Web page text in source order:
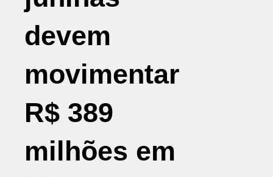
devem
movimentar
R$ 389
milhões em